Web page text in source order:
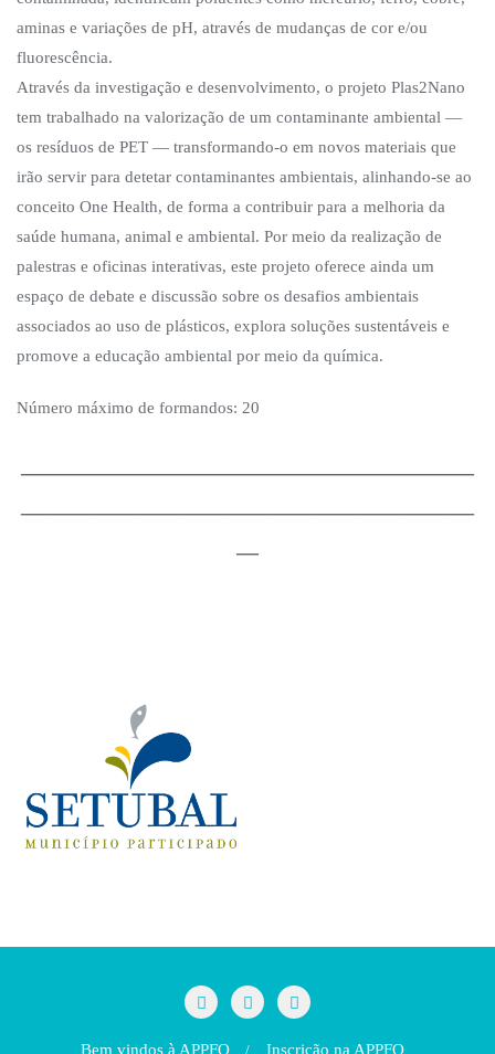
aminas e variações de pH, através de mudanças de cor e/ou
fluorescência.
Através da investigação e desenvolvimento, o projeto Plas2Nano
tem trabalhado na valorização de um contaminante ambiental —
os resíduos de PET — transformando-o em novos materiais que
irão servir para detetar contaminantes ambientais, alinhando-se ao
conceito One Health, de forma a contribuir para a melhoria da
saúde humana, animal e ambiental. Por meio da realização de
palestras e oficinas interativas, este projeto oferece ainda um
espaço de debate e discussão sobre os desafios ambientais
associados ao uso de plásticos, explora soluções sustentáveis e
promove a educação ambiental por meio da química.
Número máximo de formandos: 20
Bem vindos à APPFQ Inscrição na APPFQ